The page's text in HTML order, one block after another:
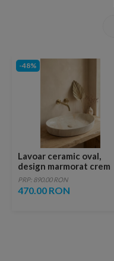
-48%
Lavoar ceramic oval,
design marmorat crem
lucios cu vene aurii,
ventil inclus
PRP: 890.00 RON
470.00 RON